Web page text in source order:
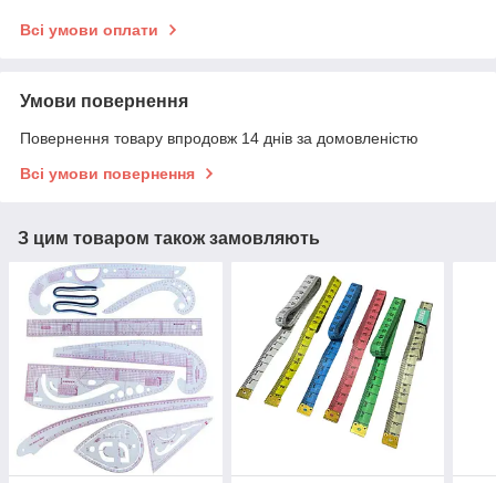
Всі умови оплати
Умови повернення
Повернення товару впродовж 14 днів за домовленістю
Всі умови повернення
З цим товаром також замовляють